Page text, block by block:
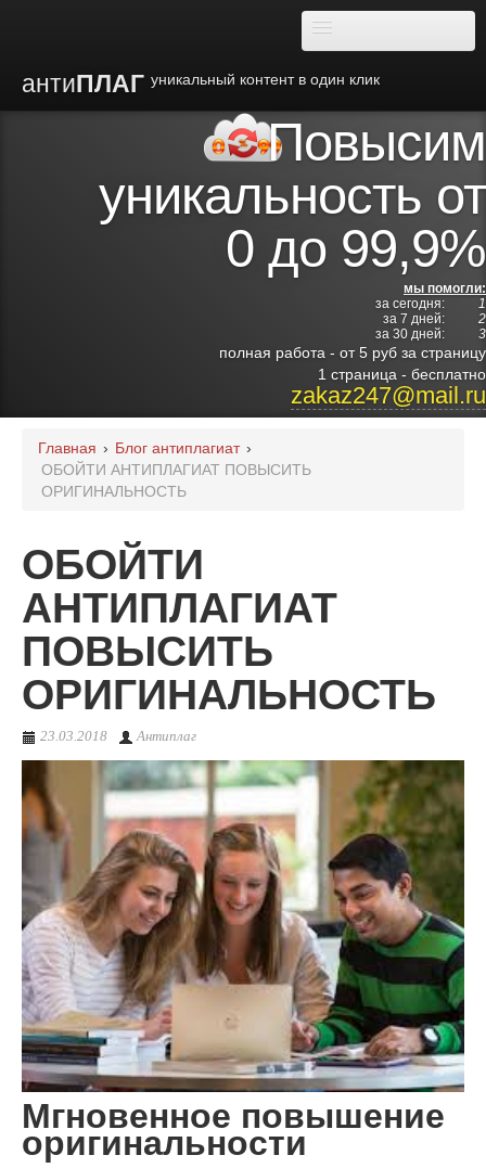
антиПЛАГ уникальный контент в один клик
Преимущества
Институты
Партнерам
Повысим
уникальность от
0 до 99,9%
мы помогли:
за сегодня:
1
за 7 дней:
2
за 30 дней:
3
полная работа - от 5 руб за страницу
1 страница - бесплатно
zakaz247@mail.ru
Главная › Блог антиплагиат ›
ОБОЙТИ АНТИПЛАГИАТ ПОВЫСИТЬ
ОРИГИНАЛЬНОСТЬ
ОБОЙТИ
АНТИПЛАГИАТ
ПОВЫСИТЬ
ОРИГИНАЛЬНОСТЬ
23.03.2018 Антиплаг
Мгновенное повышение
оригинальности